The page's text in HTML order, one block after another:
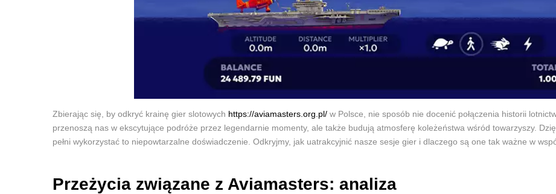
Zbierając się, by odkryć krainę gier slotowych https://aviamasters.org.pl/ w Polsce, nie sposób nie docenić połączenia historii
przenoszą nas w ekscytujące podróże przez legendarnie momenty, ale także budują atmosferę koleżeństwa wśród towarzyszy.
pełni wykorzystać to niepowtarzalne doświadczenie. Odkryjmy, jak uatrakcyjnić nasze sesje gier i dlaczego są one tak ważne w
Przeżycia związane z Aviamasters: analiza